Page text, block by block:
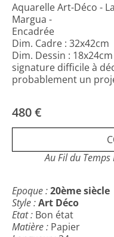
Aquarelle Art-Déco -
Margua -
Encadrée
Dim. Cadre : 32x42cm
Dim. Dessin : 18x24cm
signature difficile à
probablement un
480 €
Au Fil du Temps
Epoque :20ème siècle
Style :Art Déco
Etat : Bon état
Matière : Papier